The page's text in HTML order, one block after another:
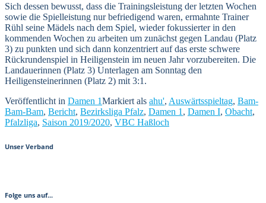
Sich dessen bewusst, dass die Trainingsleistung der letzten Wochen
sowie die Spielleistung nur befriedigend waren, ermahnte Trainer
Rühl seine Mädels nach dem Spiel, wieder fokussierter in den
kommenden Wochen zu arbeiten um zunächst gegen Landau (Platz
3) zu punkten und sich dann konzentriert auf das erste schwere
Rückrundenspiel in Heiligenstein im neuen Jahr vorzubereiten. Die
Landauerinnen (Platz 3) Unterlagen am Sonntag den
Heiligensteinerinnen (Platz 2) mit 3:1.
Veröffentlicht in Damen 1Markiert als ahu', Auswärtsspieltag, Bam-
Bam-Bam, Bericht, Bezirksliga Pfalz, Damen 1 , Damen I, Obacht,
Pfalzliga, Saison 2019/2020, VBC Haßloch
Unser Verband
Folge uns auf...